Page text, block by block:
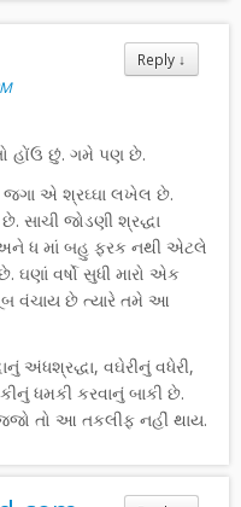
Reply ↓
હોંઉ છું. ગમે પણ છે.
એ શ્રઘ્ઘા લખેલ છે.
સાચી જોડણી શ્રદ્ધા
ધ માં બહુ ફરક નથી એટલે
ઘણાં વર્ષો સુધી મારો એક
વંચાય છે ત્યારે તમે આ
અંધશ્રદ્ધા, વઘેરીનું વધેરી,
ધમકી કરવાનું બાકી છે.
તો આ તકલીફ નહીં થાય.